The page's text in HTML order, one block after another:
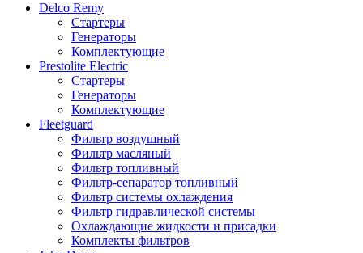
Delco Remy
Стартеры
Генераторы
Комплектующие
Prestolite Electric
Стартеры
Генераторы
Комплектующие
Fleetguard
Фильтр воздушный
Фильтр масляный
Фильтр топливный
Фильтр-сепаратор топливный
Фильтр системы охлаждения
Фильтр гидравлической системы
Охлаждающие жидкости и присадки
Комплекты фильтров